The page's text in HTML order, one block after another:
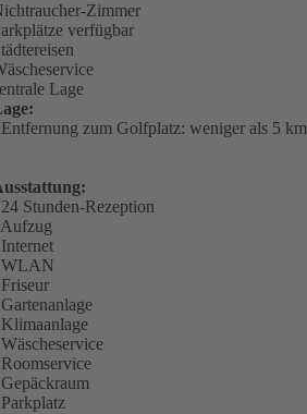
Zimmer
verfügbar
Lage
zum Golfplatz: weniger als 5 km
Stunden-Rezeption